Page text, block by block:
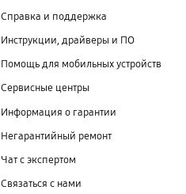
Справка и поддержка
Инструкции, драйверы и ПО
Помощь для мобильных устройств
Сервисные центры
Информация о гарантии
Негарантийный ремонт
Чат с экспертом
Связаться с нами